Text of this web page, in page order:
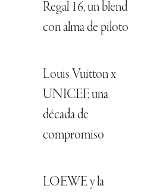
Regal 16, un blend
con alma de piloto
Louis Vuitton x
UNICEF, una
década de
compromiso
LOEWE y la